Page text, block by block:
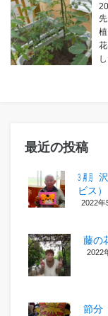
最近の投稿
㋂㋃
ビス）
2022年
藤の
2022
節分